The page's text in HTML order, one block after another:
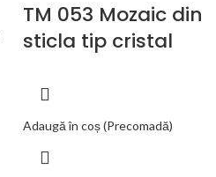
TM 053 Mozaic din
sticla tip cristal
Adaugă în coș (Precomadă)